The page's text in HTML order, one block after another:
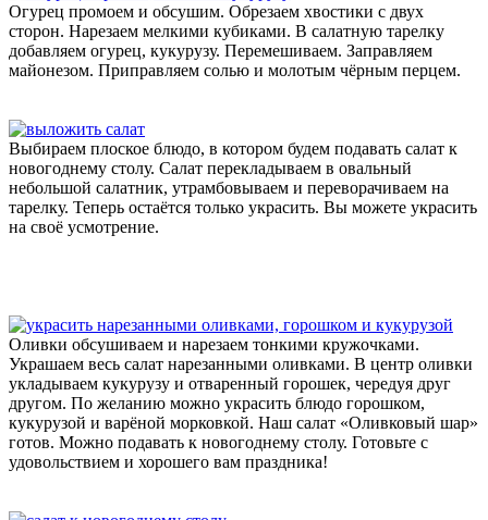
Огурец промоем и обсушим. Обрезаем хвостики с двух
сторон. Нарезаем мелкими кубиками. В салатную тарелку
добавляем огурец, кукурузу. Перемешиваем. Заправляем
майонезом. Приправляем солью и молотым чёрным перцем.
Выбираем плоское блюдо, в котором будем подавать салат к
новогоднему столу. Салат перекладываем в овальный
небольшой салатник, утрамбовываем и переворачиваем на
тарелку. Теперь остаётся только украсить. Вы можете украсить
на своё усмотрение.
Оливки обсушиваем и нарезаем тонкими кружочками.
Украшаем весь салат нарезанными оливками. В центр оливки
укладываем кукурузу и отваренный горошек, чередуя друг
другом. По желанию можно украсить блюдо горошком,
кукурузой и варёной морковкой. Наш салат «Оливковый шар»
готов. Можно подавать к новогоднему столу. Готовьте с
удовольствием и хорошего вам праздника!